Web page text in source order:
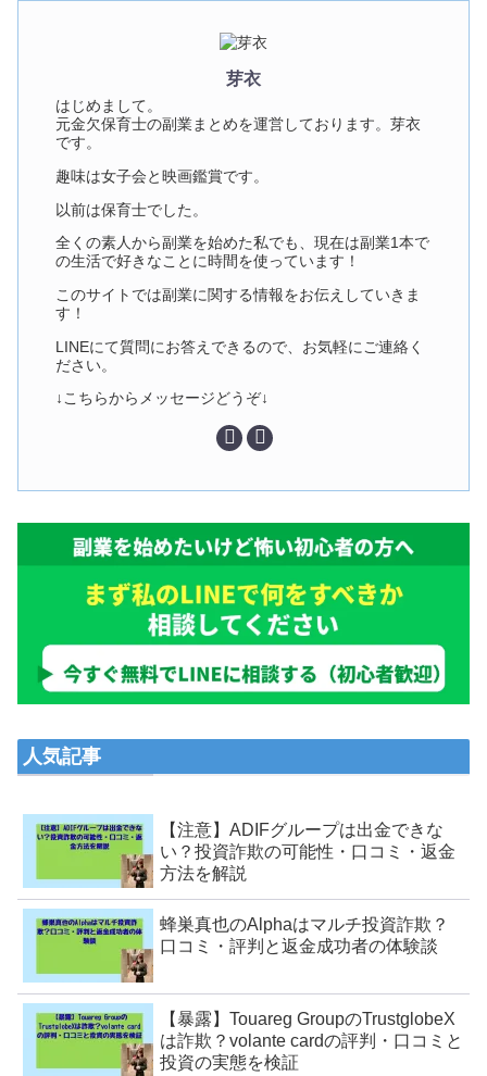
芽衣
はじめまして。
元金欠保育士の副業まとめを運営しております。芽衣
です。
趣味は女子会と映画鑑賞です。
以前は保育士でした。
全くの素人から副業を始めた私でも、現在は副業1本で
の生活で好きなことに時間を使っています！
このサイトでは副業に関する情報をお伝えしていきま
す！
LINEにて質問にお答えできるので、お気軽にご連絡く
ださい。
↓こちらからメッセージどうぞ↓
人気記事
【注意】ADIFグループは出金できな
い？投資詐欺の可能性・口コミ・返金
方法を解説
蜂巣真也のAlphaはマルチ投資詐欺？
口コミ・評判と返金成功者の体験談
【暴露】Touareg GroupのTrustglobeX
は詐欺？volante cardの評判・口コミと
投資の実態を検証